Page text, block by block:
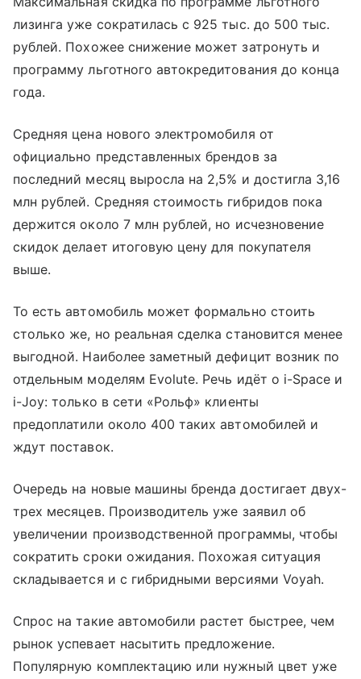
лизинга уже сократилась с 925 тыс. до 500 тыс.
рублей. Похожее снижение может затронуть и
программу льготного автокредитования до конца
года.
Средняя цена нового электромобиля от
официально представленных брендов за
последний месяц выросла на 2,5% и достигла 3,16
млн рублей. Средняя стоимость гибридов пока
держится около 7 млн рублей, но исчезновение
скидок делает итоговую цену для покупателя
выше.
То есть автомобиль может формально стоить
столько же, но реальная сделка становится менее
выгодной. Наиболее заметный дефицит возник по
отдельным моделям Evolute. Речь идёт о i-Space и
i-Joy: только в сети «Рольф» клиенты
предоплатили около 400 таких автомобилей и
ждут поставок.
Очередь на новые машины бренда достигает двух-
трех месяцев. Производитель уже заявил об
увеличении производственной программы, чтобы
сократить сроки ожидания. Похожая ситуация
складывается и с гибридными версиями Voyah.
Спрос на такие автомобили растет быстрее, чем
рынок успевает насытить предложение.
Популярную комплектацию или нужный цвет уже